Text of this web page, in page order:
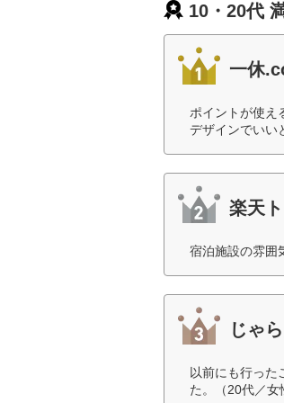
10・20代
一休
ポイントが使え
デザインでいい
楽天
宿泊施設の雰囲
じゃ
以前にも行った
た。（20代／女